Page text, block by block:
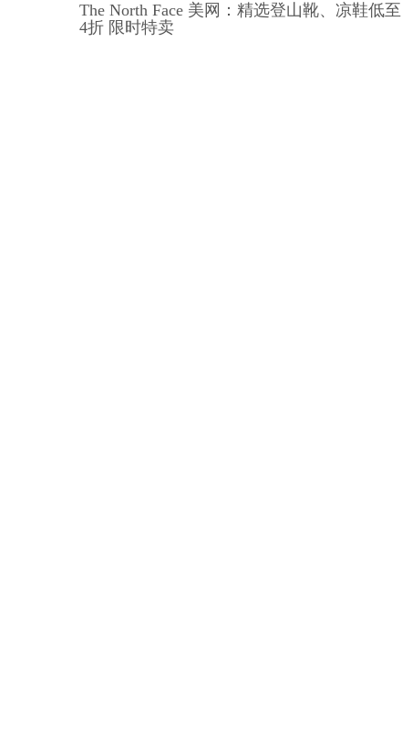
The North Face 美网：精选登山靴、凉鞋低至
4折 限时特卖